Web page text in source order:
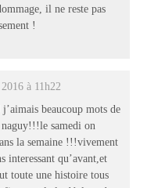
il ne reste pas
!
à 11h22
beaucoup mots de
naguy!!!le samedi on
la semaine !!!vivement
interessant qu’avant,et
toute une histoire tous